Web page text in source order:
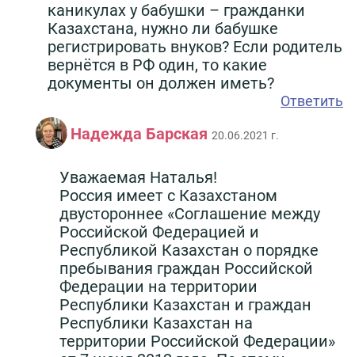
каникулах у бабушки – гражданки
Казахстана, нужно ли бабушке
регистрировать внуков? Если родитель
вернётся в РФ один, то какие
документы он должен иметь?
Ответить
Надежда Барская 20.06.2021 г.
Уважаемая Наталья!
Россия имеет с Казахстаном
двустороннее «Соглашение между
Российской Федерацией и
Республикой Казахстан о порядке
пребывания граждан Российской
Федерации на территории
Республики Казахстан и граждан
Республики Казахстан на
территории Российской Федерации»